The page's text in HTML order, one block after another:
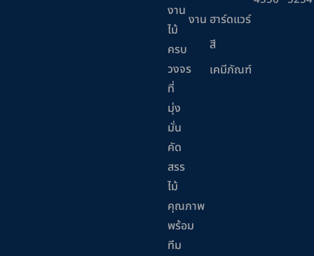
งาน
ไม้
ครบ
วงจร
ที่
มุ่ง
มั่น
คัด
สรร
ไม้
คุณภาพ
พร้อม
ทีม
งาน ฮาร์ดแวร์
สี
เคมีภัณฑ์